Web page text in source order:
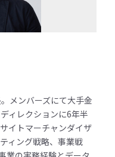
メンバーズにて大手金
ィレクションに6年半
イトマーチャンダイザ
ィング戦略、事業戦